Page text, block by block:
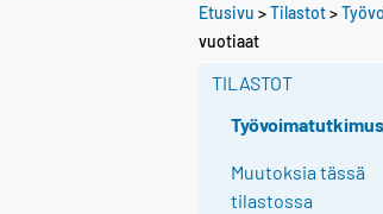
Etusivu >Tilastot>
vuotiaat
TILASTOT
Työvoimatutkimus
Muutoksia tässä
tilastossa